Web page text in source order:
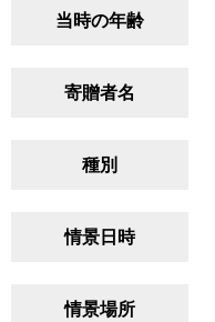
当時の年齢
寄贈者名
種別
情景日時
情景場所